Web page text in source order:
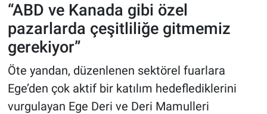
“ABD ve Kanada gibi özel
pazarlarda çeşitliliğe gitmemiz
gerekiyor”
Öte yandan, düzenlenen sektörel fuarlara
Ege’den çok aktif bir katılım hedeflediklerini
vurgulayan Ege Deri ve Deri Mamulleri